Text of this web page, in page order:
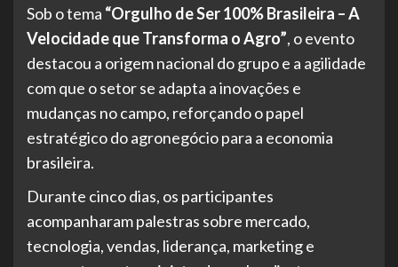
Sob o tema “Orgulho de Ser 100% Brasileira – A
Velocidade que Transforma o Agro”, o evento
destacou a origem nacional do grupo e a agilidade
com que o setor se adapta a inovações e
mudanças no campo, reforçando o papel
estratégico do agronegócio para a economia
brasileira.
Durante cinco dias, os participantes
acompanharam palestras sobre mercado,
tecnologia, vendas, liderança, marketing e